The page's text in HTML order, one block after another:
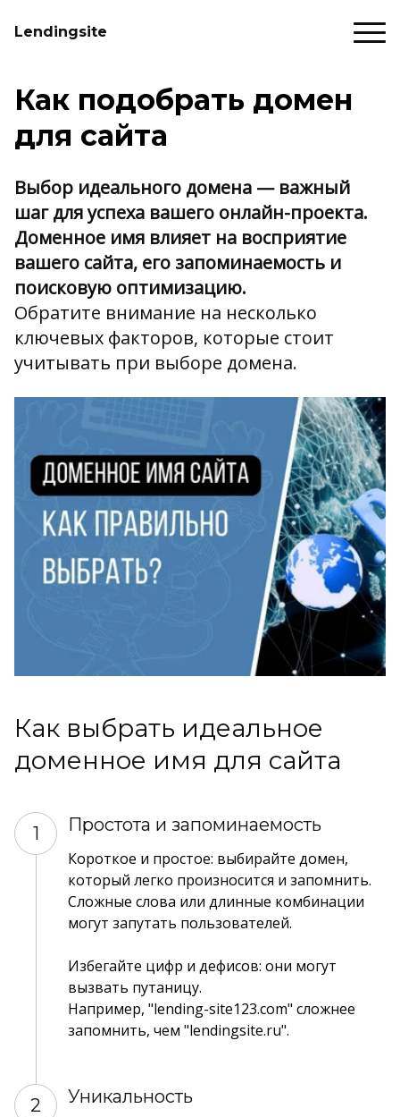
Lendingsite
Как подобрать домен
для сайта
Выбор идеального домена — важный
шаг для успеха вашего онлайн-проекта.
Доменное имя влияет на восприятие
вашего сайта, его запоминаемость и
поисковую оптимизацию.
Обратите внимание на несколько
ключевых факторов, которые стоит
учитывать при выборе домена.
Как выбрать идеальное
доменное имя для сайта
1 Простота и запоминаемость
Короткое и простое: выбирайте домен,
который легко произносится и запомнить.
Сложные слова или длинные комбинации
могут запутать пользователей.
Избегайте цифр и дефисов: они могут
вызвать путаницу.
Например, "lending-site123.com" сложнее
запомнить, чем "lendingsite.ru".
2 Уникальность